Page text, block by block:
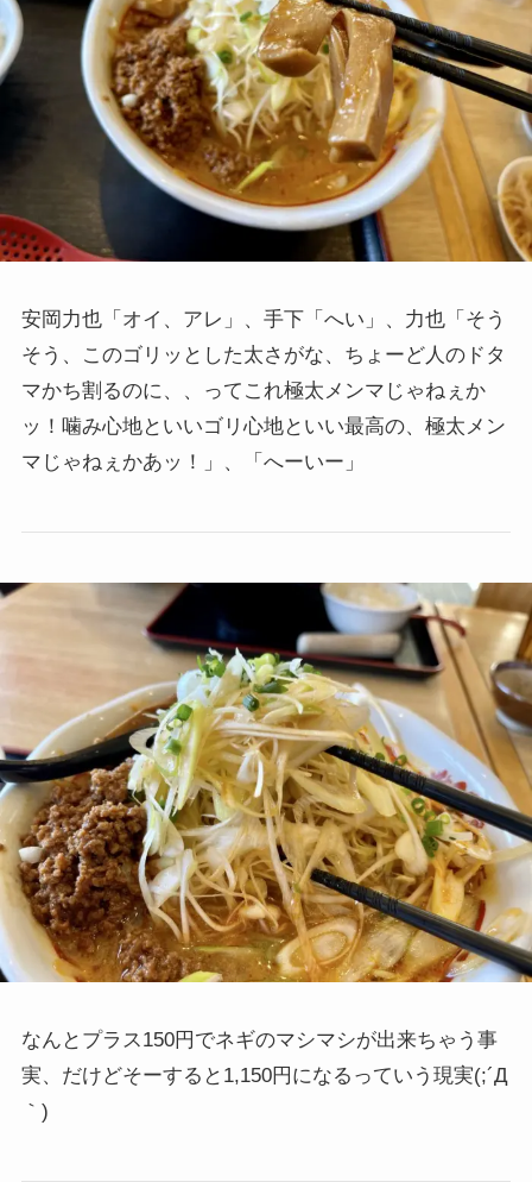
安岡力也「オイ、アレ」、手下「へい」、力也「そう
そう、このゴリッとした太さがな、ちょーど人のドタ
マかち割るのに、、ってこれ極太メンマじゃねぇか
ッ！噛み心地といいゴリ心地といい最高の、極太メン
マじゃねぇかあッ！」、「へーいー」
なんとプラス150円でネギのマシマシが出来ちゃう事
実、だけどそーすると1,150円になるっていう現実(;´Д
｀)